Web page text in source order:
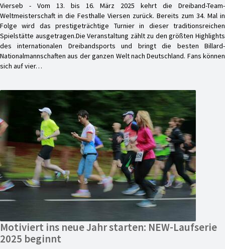
Vierseb - Vom 13. bis 16. März 2025 kehrt die Dreiband-Team-
Weltmeisterschaft in die Festhalle Viersen zurück. Bereits zum 34. Mal in
Folge wird das prestigeträchtige Turnier in dieser traditionsreichen
Spielstätte ausgetragen.Die Veranstaltung zählt zu den größten Highlights
des internationalen Dreibandsports und bringt die besten Billard-
Nationalmannschaften aus der ganzen Welt nach Deutschland. Fans können
sich auf vier…
Motiviert ins neue Jahr starten: NEW-Laufserie
2025 beginnt